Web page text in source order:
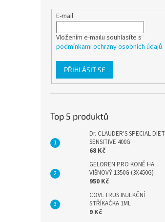
E-mail
Vložením e-mailu souhlasíte s
podmínkami ochrany osobních údajů
PŘIHLÁSIT SE
Top 5 produktů
Dr. CLAUDER'S SPECIAL DIET
SENSITIVE 400G
68 Kč
GELOREN PRO KONĚ HA
VIŠNOVÝ 1350G (3X450G)
950 Kč
COVETRUS INJEKČNÍ
STŘÍKAČKA 1ML
9 Kč